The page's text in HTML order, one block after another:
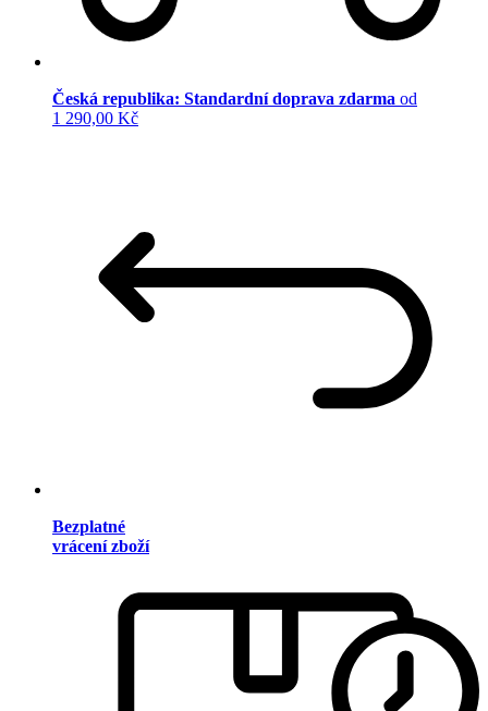
Česká republika: Standardní doprava zdarma od
1 290,00 Kč
Bezplatné
vrácení zboží